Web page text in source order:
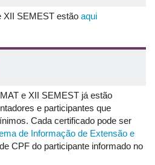
(d) nome dos eventos: “XXII
logo da Universidade Federal de
as diretrizes de utilização da
submissão prévia da apresentação
residentes em outras
da área do Mestrado
apresentação serão similares aos
de transmissão de vídeo de
e espaço para discussão
XII SEMEST estão aqui
e XII SEMEST já estão
e participantes que
Cada certificado pode ser
de Informação de Extensão e
CPF do participante informado no